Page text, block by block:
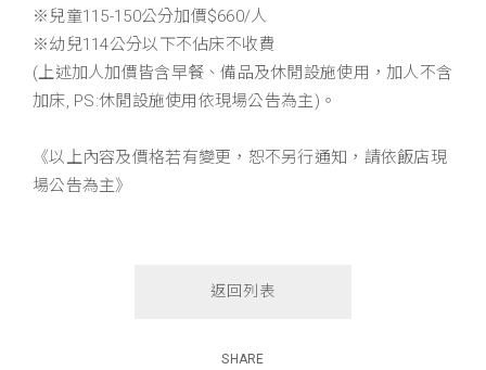
※兒童115-150公分加價$660/人
※幼兒114公分以下不佔床不收費
(上述加人加價皆含早餐、備品及休閒設施使用，加人不含
加床, PS:休閒設施使用依現場公告為主)。
《以上內容及價格若有變更，恕不另行通知，請依飯店現
場公告為主》
返回列表
SHARE